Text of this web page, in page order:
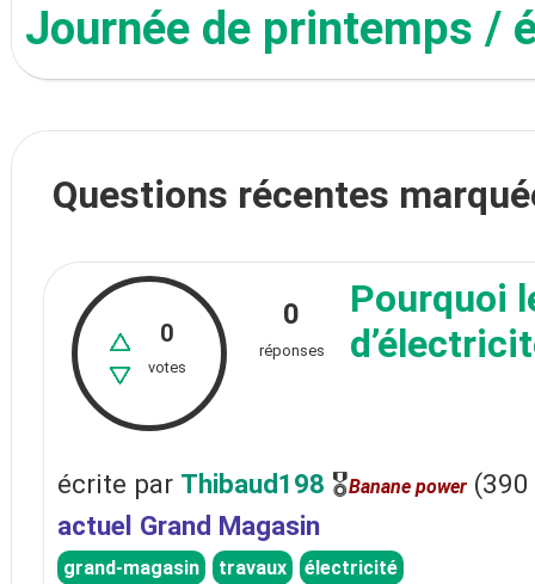
Journée de printemps /
Questions récentes
0
votes
0
réponses
Pourquoi
écrite par Thibaud198 🎖Banane power (390
actuel Grand Magasin
grand-magasin travaux électricité